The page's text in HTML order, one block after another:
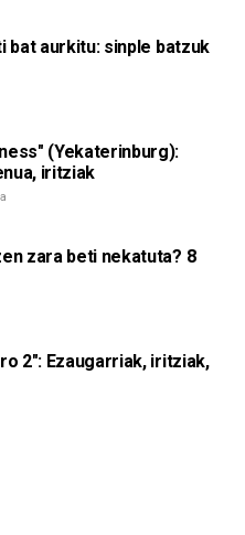
bat aurkitu: sinple batzuk
(Yekaterinburg):
iritziak
zara beti nekatuta? 8
2": Ezaugarriak, iritziak,